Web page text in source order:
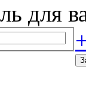
для